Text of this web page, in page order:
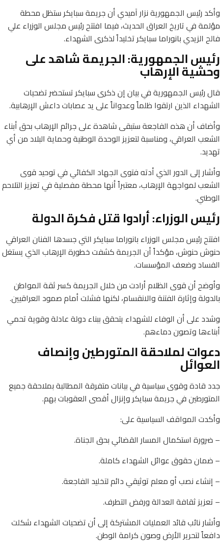
وأكد رئيس الجمهورية نزار آميدي أن جريمة سبايكر ستظل محطة
مؤلمة في تاريخ العراق الحديث، فيما افتتح رئيس مجلس الوزراء علي
فالح الزيدي بانوراما سبايكر تخليداً لذكرى الشهداء.
رئيس الجمهورية: الجريمة شاهد على
وحشية الإرهاب
قال رئيس الجمهورية في بيان إن ذكرى سبايكر تستحضر تضحيات
الشهداء الذين ارتقوا ظلماً وعدواناً على يد عصابات داعش الإرهابية.
وأضاف أن هذه الفاجعة ستبقى شاهدة على جرائم الإرهاب بحق أبناء
الشعب العراقي، ومناسبة لتعزيز الوحدة الوطنية وحماية البلاد من أي
تهديد.
وأشار إلى الدور الذي أدته فتوى الجهاد الكفائي في توحيد قوى
الشعب لمواجهة الإرهاب، معتبراً أنها محطة مفصلية في تعزيز التلاحم
الوطني.
رئيس الوزراء: أرادوا قتل فكرة الدولة
افتتح رئيس مجلس الوزراء بانوراما سبايكر التي جسدها الفنان العراقي
حنوش حنوش، مؤكداً أن الجريمة كشفت خطورة الإرهاب الذي يستغل
الفساد وضعف المؤسسات.
وأوضح أن قوى الظلام أرادت من خلال الجريمة كسر ثقة المواطن
بالدولة وإثارة الفتنة والانقسام، لكنها فشلت أمام صمود العراقيين.
وشدد على أن الوفاء للشهداء يتحقق ببناء دولة عادلة وقوية تحمي
أبناءها وتصون دماءهم.
دعوات لملاحقة المتورطين وإنصاف
العوائل
جدد قادة وقوى سياسية في بيانات متفرقة المطالبة بملاحقة جميع
المتورطين في جريمة سبايكر وإنزال أقصى العقوبات بهم.
وأكدت المواقف السياسية على:
– ضرورة استكمال المسار القضائي بحق الجناة.
– ضمان حقوق عوائل الشهداء كاملة.
– إنشاء نصب أو معلم توثيقي دائم لتخليد الفاجعة.
– تعزيز ثقافة العدالة ورفض التطرف.
وأشار نائب قائد العمليات المشتركة إلى أن تضحيات الشهداء شكلت
دافعاً لتحرير الأرض وصون كرامة الوطن.